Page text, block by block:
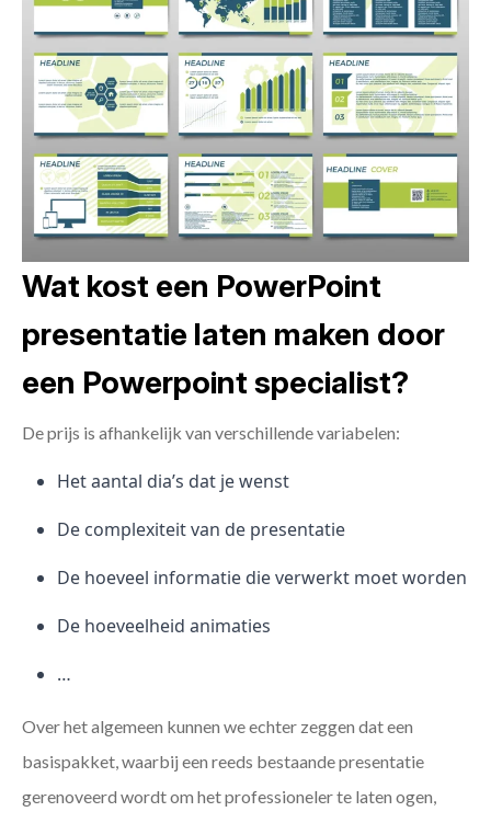
Wat kost een PowerPoint
presentatie laten maken door
een Powerpoint specialist?
De prijs is afhankelijk van verschillende variabelen:
Het aantal dia’s dat je wenst
De complexiteit van de presentatie
De hoeveel informatie die verwerkt moet worden
De hoeveelheid animaties
…
Over het algemeen kunnen we echter zeggen dat een
basispakket, waarbij een reeds bestaande presentatie
gerenoveerd wordt om het professioneler te laten ogen,